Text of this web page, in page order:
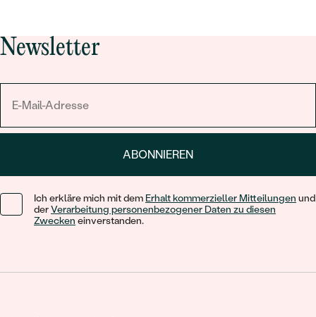
Newsletter
ABONNIEREN
Ich erkläre mich mit dem Erhalt kommerzieller Mitteilungen und
derVerarbeitung personenbezogener Daten zu diesen
Zwecken einverstanden.